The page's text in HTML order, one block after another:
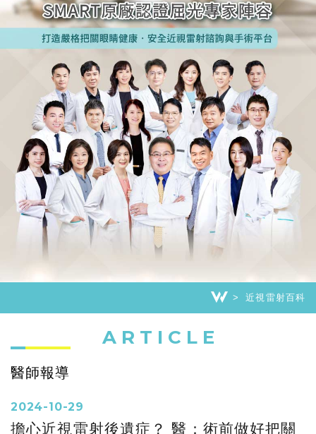
近視雷射百科
ARTICLE
醫師報導
2024-10-29
擔心近視雷射後遺症？ 醫：術前做好把關